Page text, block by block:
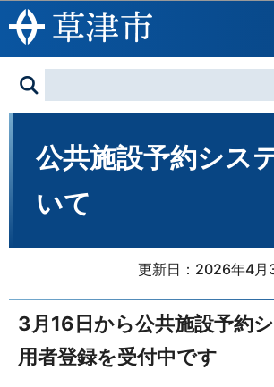
このページの本文へ移動
公共施設予約シス
いて
更新日：2026年4月
3月16日から公共施設予約
用者登録を受付中です